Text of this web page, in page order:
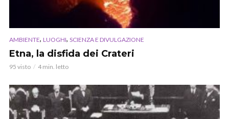
AMBIENTE, LUOGHI, SCIENZA E DIVULGAZIONE
Etna, la disfida dei Crateri
95 visto 4 min. letto